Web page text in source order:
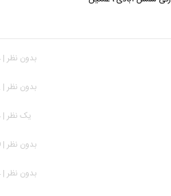
بدون نظر | 594 بازدید
بدون نظر | 472 بازدید
يک نظر | 774 بازدید
بدون نظر | 649 بازدید
بدون نظر | 804 بازدید